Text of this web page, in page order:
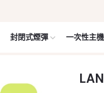
封閉式煙彈 一次性主